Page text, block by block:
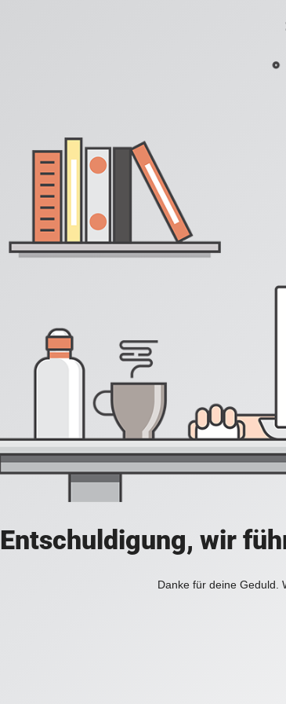
Entschuldigung, wir
Danke für deine Geduld.